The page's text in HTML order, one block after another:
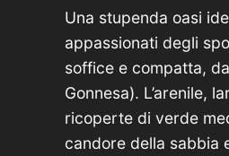
Una stupenda oasi
appassionati degli
soffice e compatta,
Gonnesa). L’arenile,
ricoperte di verde
candore della sabbia